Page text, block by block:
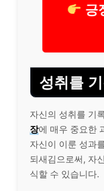
긍
성취를
자신의 성취를 기
장에 매우 중요한
자신이 이룬 성과
되새김으로써, 자
식할 수 있습니다.